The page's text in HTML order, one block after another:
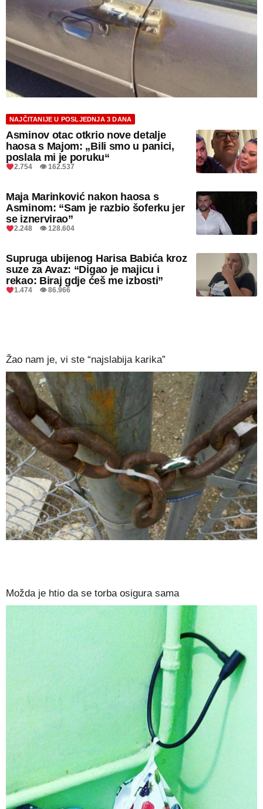
NAJČITANIJE U POSLJEDNJA 3 DANA
Asminov otac otkrio nove detalje
haosa s Majom: „Bili smo u panici,
poslala mi je poruku“
2.754 👁 162.537
Maja Marinković nakon haosa s
Asminom: “Sam je razbio šoferku jer
se iznervirao”
2.248 👁 128.604
Supruga ubijenog Harisa Babića kroz
suze za Avaz: “Digao je majicu i
rekao: Biraj gdje ćeš me izbosti”
1.474 👁 86.966
Žao nam je, vi ste “najslabija karika”
Možda je htio da se torba osigura sama